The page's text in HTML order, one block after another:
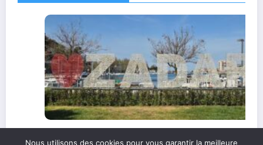
Nous utilisons des cookies pour vous garantir la meilleure